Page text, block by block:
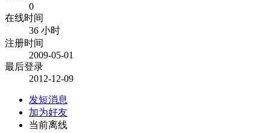
0
在线时间
36 小时
注册时间
2009-05-01
最后登录
2012-12-09
发短消息
加为好友
当前离线